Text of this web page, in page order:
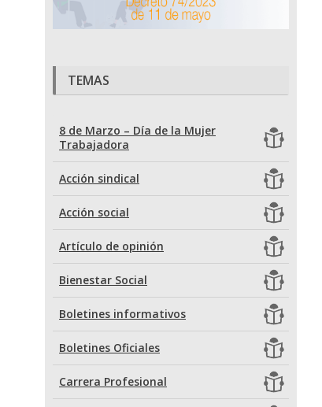
TEMAS
8 de Marzo – Día de la Mujer
Trabajadora
Acción sindical
Acción social
Artículo de opinión
Bienestar Social
Boletines informativos
Boletines Oficiales
Carrera Profesional